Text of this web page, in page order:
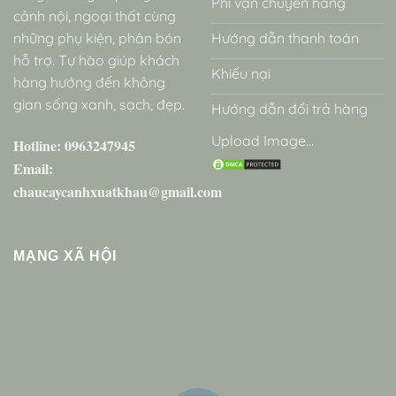
cảnh nội, ngoại thất cùng
những phụ kiện, phân bón
hỗ trợ. Tự hào giúp khách
hàng hướng đến không
gian sống xanh, sạch, đẹp.
Hotline: 0963247945
Email:
chaucaycanhxuatkhau@gmail.com
Hướng dẫn thanh toán
Khiếu nại
Hướng dẫn đổi trả hàng
Upload Image...
MẠNG XÃ HỘI